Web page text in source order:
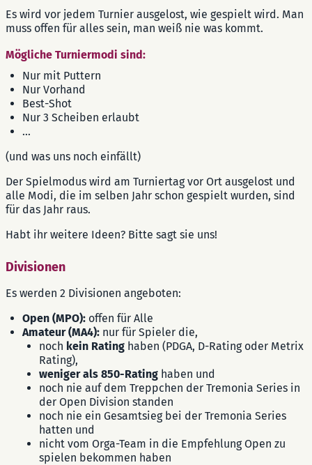
Es wird vor jedem Turnier ausgelost, wie gespielt wird. Man
muss offen für alles sein, man weiß nie was kommt.
Mögliche Turniermodi sind:
Nur mit Puttern
Nur Vorhand
Best-Shot
Nur 3 Scheiben erlaubt
...
(und was uns noch einfällt)
Der Spielmodus wird am Turniertag vor Ort ausgelost und
alle Modi, die im selben Jahr schon gespielt wurden, sind
für das Jahr raus.
Habt ihr weitere Ideen? Bitte sagt sie uns!
Divisionen
Es werden 2 Divisionen angeboten:
Open (MPO): offen für Alle
Amateur (MA4): nur für Spieler die,
noch kein Rating haben (PDGA, D-Rating oder Metrix
Rating),
weniger als 850-Rating haben und
noch nie auf dem Treppchen der Tremonia Series in
der Open Division standen
noch nie ein Gesamtsieg bei der Tremonia Series
hatten und
nicht vom Orga-Team in die Empfehlung Open zu
spielen bekommen haben